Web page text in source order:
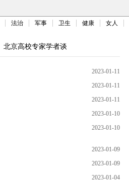
法治 军事 卫生 健康 女人
北京高校专家学者谈
2023-01-11
2023-01-11
2023-01-11
2023-01-10
2023-01-10
2023-01-09
2023-01-09
2023-01-04